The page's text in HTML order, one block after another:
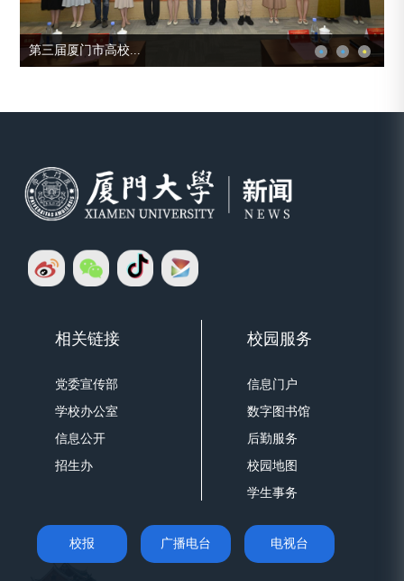
第三届厦门市高校...
相关链接
党委宣传部
学校办公室
信息公开
招生办
校园服务
信息门户
数字图书馆
后勤服务
校园地图
学生事务
校报 广播电台 电视台